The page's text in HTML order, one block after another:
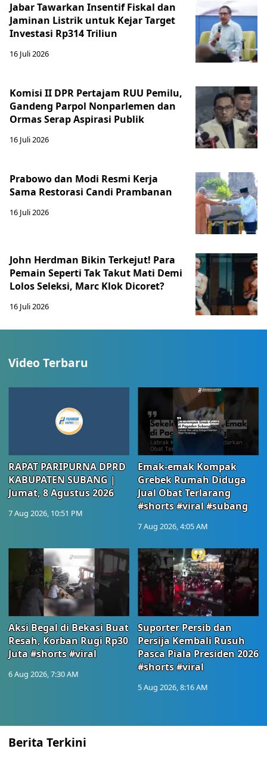
Jabar Tawarkan Insentif Fiskal dan
Jaminan Listrik untuk Kejar Target
Investasi Rp314 Triliun
16 Juli 2026
Komisi II DPR Pertajam RUU Pemilu,
Gandeng Parpol Nonparlemen dan
Ormas Serap Aspirasi Publik
16 Juli 2026
Prabowo dan Modi Resmi Kerja
Sama Restorasi Candi Prambanan
16 Juli 2026
John Herdman Bikin Terkejut! Para
Pemain Seperti Tak Takut Mati Demi
Lolos Seleksi, Marc Klok Dicoret?
16 Juli 2026
Video Terbaru
RAPAT PARIPURNA DPRD
KABUPATEN SUBANG |
Jumat, 8 Agustus 2026
7 Aug 2026, 10:51 PM
Emak-emak Kompak
Grebek Rumah Diduga
Jual Obat Terlarang
#shorts #viral #subang
7 Aug 2026, 4:05 AM
Aksi Begal di Bekasi Buat
Resah, Korban Rugi Rp30
Juta #shorts #viral
6 Aug 2026, 7:30 AM
Suporter Persib dan
Persija Kembali Rusuh
Pasca Piala Presiden 2026
#shorts #viral
5 Aug 2026, 8:16 AM
Berita Terkini